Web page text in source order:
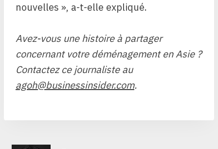
nouvelles », a-t-elle expliqué.
Avez-vous une histoire à partager
concernant votre déménagement en Asie ?
Contactez ce journaliste au
agoh@businessinsider.com.